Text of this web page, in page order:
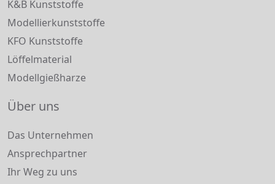
K&B Kunststoffe
Modellierkunststoffe
KFO Kunststoffe
Löffelmaterial
Modellgießharze
Über uns
Das Unternehmen
Ansprechpartner
Ihr Weg zu uns